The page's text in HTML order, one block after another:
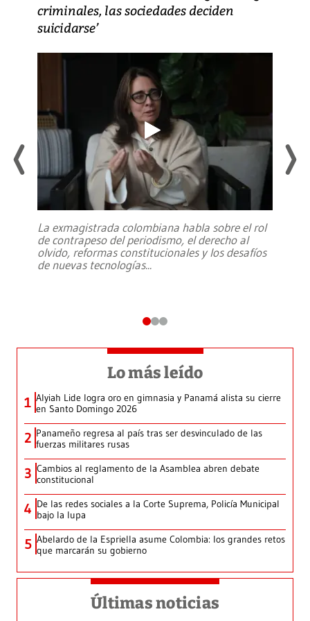
criminales, las sociedades deciden
suicidarse’
La exmagistrada colombiana habla sobre el rol
de contrapeso del periodismo, el derecho al
olvido, reformas constitucionales y los desafíos
de nuevas tecnologías...
Lo más leído
1 Alyiah Lide logra oro en gimnasia y Panamá alista su cierre
en Santo Domingo 2026
2 Panameño regresa al país tras ser desvinculado de las
fuerzas militares rusas
3 Cambios al reglamento de la Asamblea abren debate
constitucional
4 De las redes sociales a la Corte Suprema, Policía Municipal
bajo la lupa
5 Abelardo de la Espriella asume Colombia: los grandes retos
que marcarán su gobierno
Últimas noticias